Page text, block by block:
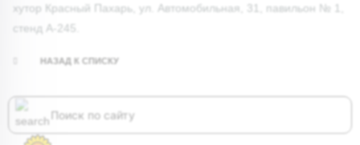
хутор Красный Пахарь, ул. Автомобильная, 31, павильон № 1,
стенд А-245.
НАЗАД К СПИСКУ